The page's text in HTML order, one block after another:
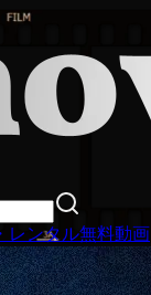
レンタル無料動画